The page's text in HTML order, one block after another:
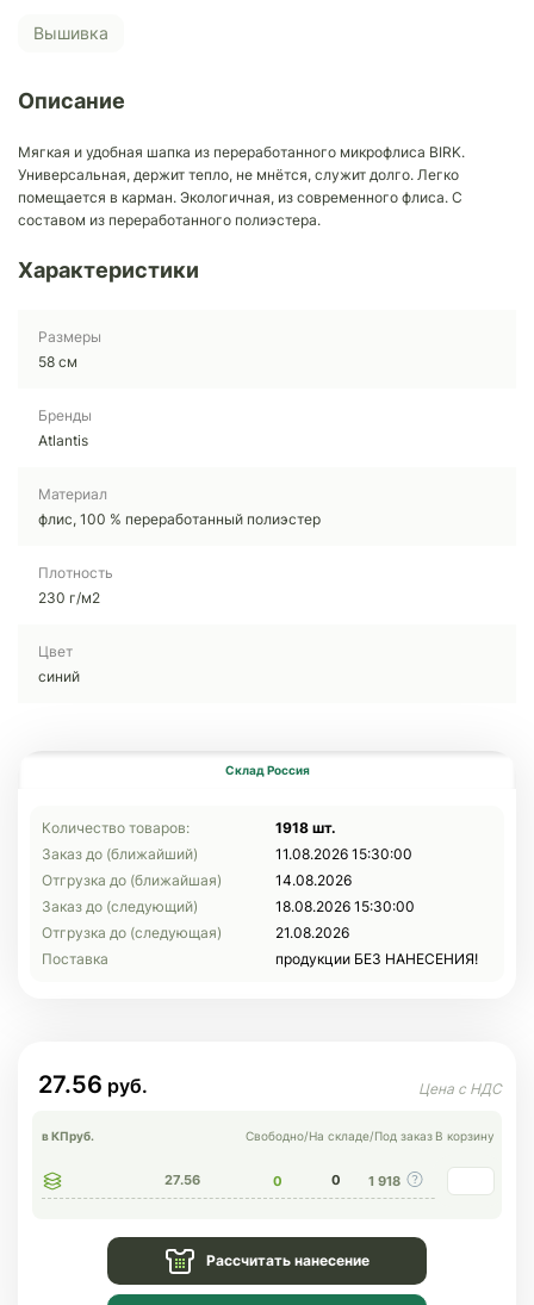
Вышивка
Описание
Мягкая и удобная шапка из переработанного микрофлиса BIRK.
Универсальная, держит тепло, не мнётся, служит долго. Легко
помещается в карман. Экологичная, из современного флиса. С
составом из переработанного полиэстера.
Характеристики
Размеры
58 см
Бренды
Atlantis
Материал
флис, 100 % переработанный полиэстер
Плотность
230 г/м2
Цвет
синий
Склад Россия
Количество товаров:
1918 шт.
Заказ до (ближайший)
11.08.2026 15:30:00
Отгрузка до (ближайшая)
14.08.2026
Заказ до (следующий)
18.08.2026 15:30:00
Отгрузка до (следующая)
21.08.2026
Поставка
продукции БЕЗ НАНЕСЕНИЯ!
27.56
в КПруб. Свободно/На складе/Под заказ В корзину
27.56 0 0 1 918
Рассчитать нанесение